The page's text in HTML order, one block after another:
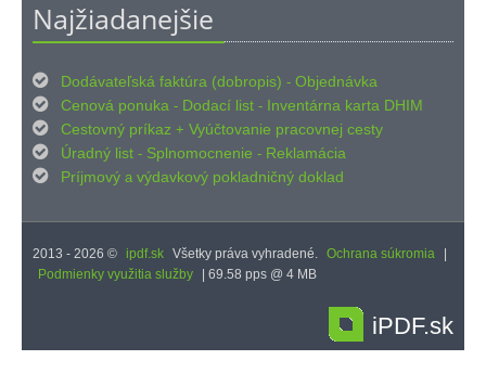
Najžiadanejšie
 Dodávateľská faktúra (dobropis) - Objednávka

Cenová ponuka - Dodací list - Inventárna karta DHIM

Cestovný príkaz + Vyúčtovanie pracovnej cesty

Úradný list - Splnomocnenie - Reklamácia

Príjmový a výdavkový pokladničný doklad
2013 - 2026 © ipdf.sk Všetky práva vyhradené. Ochrana súkromia
Podmienky využitia služby
| 69.58 pps @ 4 MB
iPDF.sk